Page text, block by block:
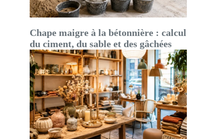
Chape maigre à la bétonnière : calcul
du ciment, du sable et des gâchées